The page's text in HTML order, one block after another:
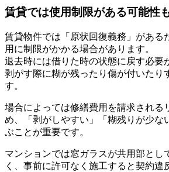
賃貸では使用制限がある可能性
賃貸物件では「原状回復義務」がある
用に制限がかかる場合があります。
退去時には借りた時の状態に戻す必要
剥がす際に糊が残ったり傷が付いたり
す。
場合によっては修繕費用を請求される
め、「剥がしやすい」「糊残りが少な
ぶことが重要です。
マンションでは窓ガラスが共用部とし
く、事前に許可なく施工すると契約違